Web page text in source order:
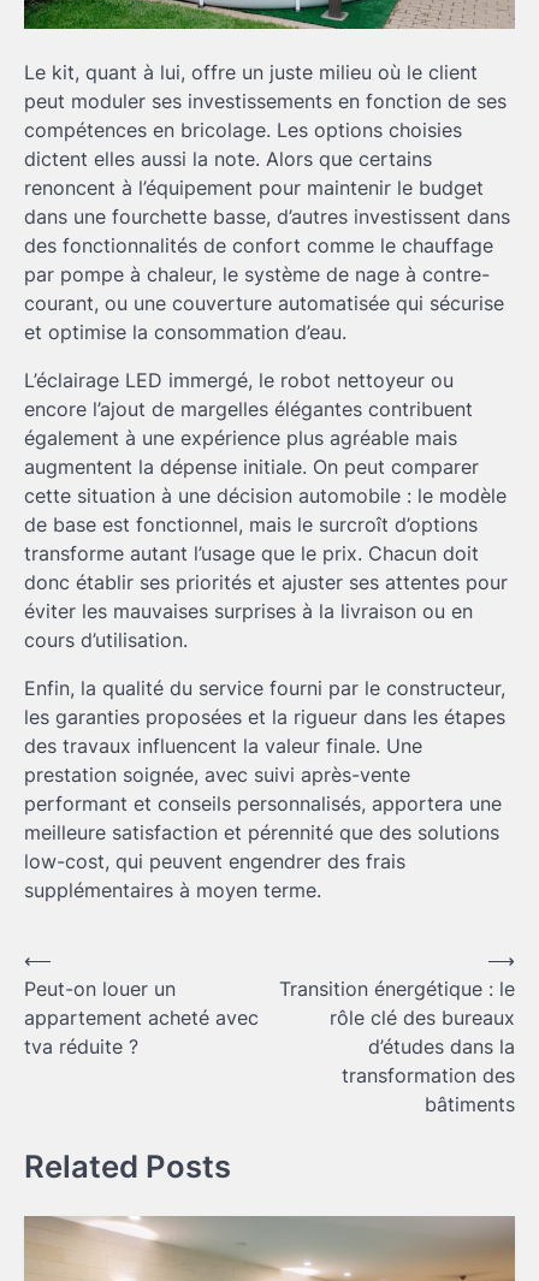
Le kit, quant à lui, offre un juste milieu où le client
peut moduler ses investissements en fonction de ses
compétences en bricolage. Les options choisies
dictent elles aussi la note. Alors que certains
renoncent à l’équipement pour maintenir le budget
dans une fourchette basse, d’autres investissent dans
des fonctionnalités de confort comme le chauffage
par pompe à chaleur, le système de nage à contre-
courant, ou une couverture automatisée qui sécurise
et optimise la consommation d’eau.
L’éclairage LED immergé, le robot nettoyeur ou
encore l’ajout de margelles élégantes contribuent
également à une expérience plus agréable mais
augmentent la dépense initiale. On peut comparer
cette situation à une décision automobile : le modèle
de base est fonctionnel, mais le surcroît d’options
transforme autant l’usage que le prix. Chacun doit
donc établir ses priorités et ajuster ses attentes pour
éviter les mauvaises surprises à la livraison ou en
cours d’utilisation.
Enfin, la qualité du service fourni par le constructeur,
les garanties proposées et la rigueur dans les étapes
des travaux influencent la valeur finale. Une
prestation soignée, avec suivi après-vente
performant et conseils personnalisés, apportera une
meilleure satisfaction et pérennité que des solutions
low-cost, qui peuvent engendrer des frais
supplémentaires à moyen terme.
Navigation
de
l’article
⟵
Peut-on louer un
appartement acheté avec
tva réduite ?
Transition énergétique : le
rôle clé des bureaux
d’études dans la
transformation des
bâtiments
⟶
Related Posts